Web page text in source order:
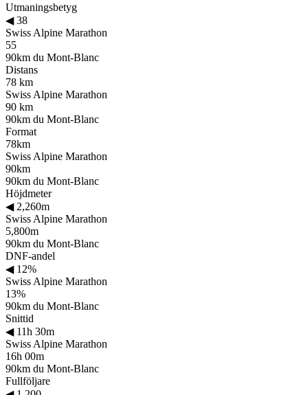
Utmaningsbetyg
◀38
Swiss Alpine Marathon
55
90km du Mont-Blanc
Distans
78 km
Swiss Alpine Marathon
90 km
90km du Mont-Blanc
Format
78km
Swiss Alpine Marathon
90km
90km du Mont-Blanc
Höjdmeter
◀2,260m
Swiss Alpine Marathon
5,800m
90km du Mont-Blanc
DNF-andel
◀12%
Swiss Alpine Marathon
13%
90km du Mont-Blanc
Snittid
◀11h 30m
Swiss Alpine Marathon
16h 00m
90km du Mont-Blanc
Fullföljare